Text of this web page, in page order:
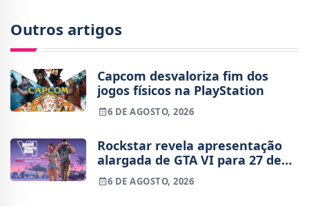
Outros artigos
Capcom desvaloriza fim dos
jogos físicos na PlayStation
6 DE AGOSTO, 2026
Rockstar revela apresentação
alargada de GTA VI para 27 de
agosto
6 DE AGOSTO, 2026